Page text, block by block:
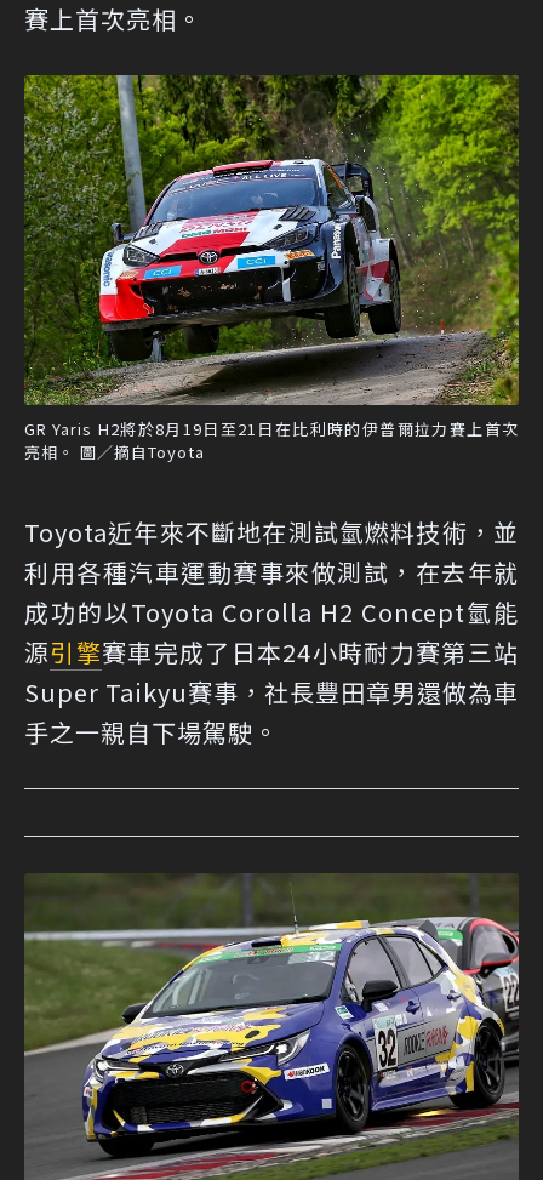
賽上首次亮相。
GR Yaris H2將於8月19日至21日在比利時的伊普爾拉力賽上首次
亮相。 圖／摘自Toyota
Toyota近年來不斷地在測試氫燃料技術，並
利用各種汽車運動賽事來做測試，在去年就
成功的以Toyota Corolla H2 Concept氫能
源引擎賽車完成了日本24小時耐力賽第三站
Super Taikyu賽事，社長豐田章男還做為車
手之一親自下場駕駛。